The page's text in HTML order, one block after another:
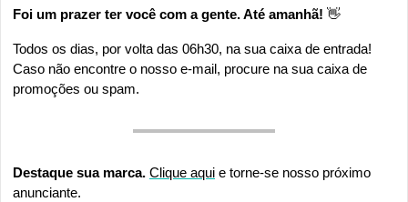
Foi um prazer ter você com a gente. Até amanhã! 👋
Todos os dias, por volta das 06h30, na sua caixa de entrada!
Caso não encontre o nosso e-mail, procure na sua caixa de
promoções ou spam.
Destaque sua marca. Clique aqui e torne-se nosso próximo
anunciante.